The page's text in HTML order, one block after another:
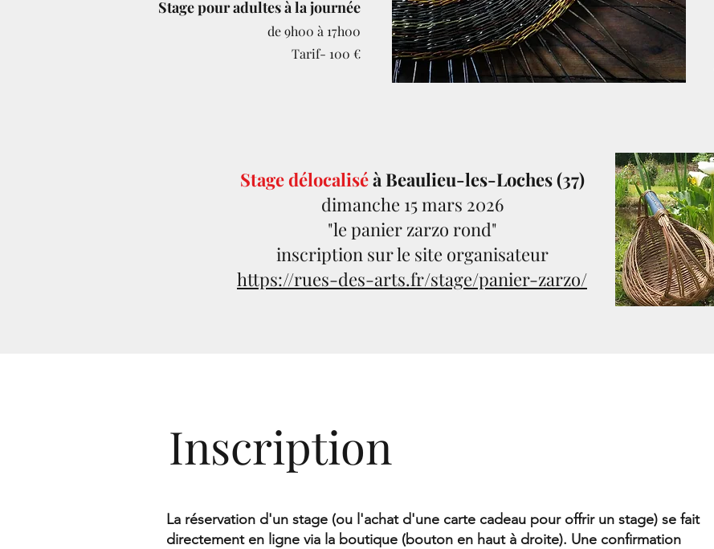
Stage pour adultes à la journée
de 9h00 à 17h00
Tarif- 100 €
Stage délocaliséà Beaulieu-les-Loches (37)
dimanche 15 mars 2026
"le panier zarzo rond"
​inscription sur le site organisateur
​https://rues-des-arts.fr/stage/panier-zarzo/
Inscription
La réservation d'un stage (ou l'achat d'une carte cadeau pour offrir un stage) se fait
directement en ligne via la boutique (bouton en haut à droite). Une confirmation